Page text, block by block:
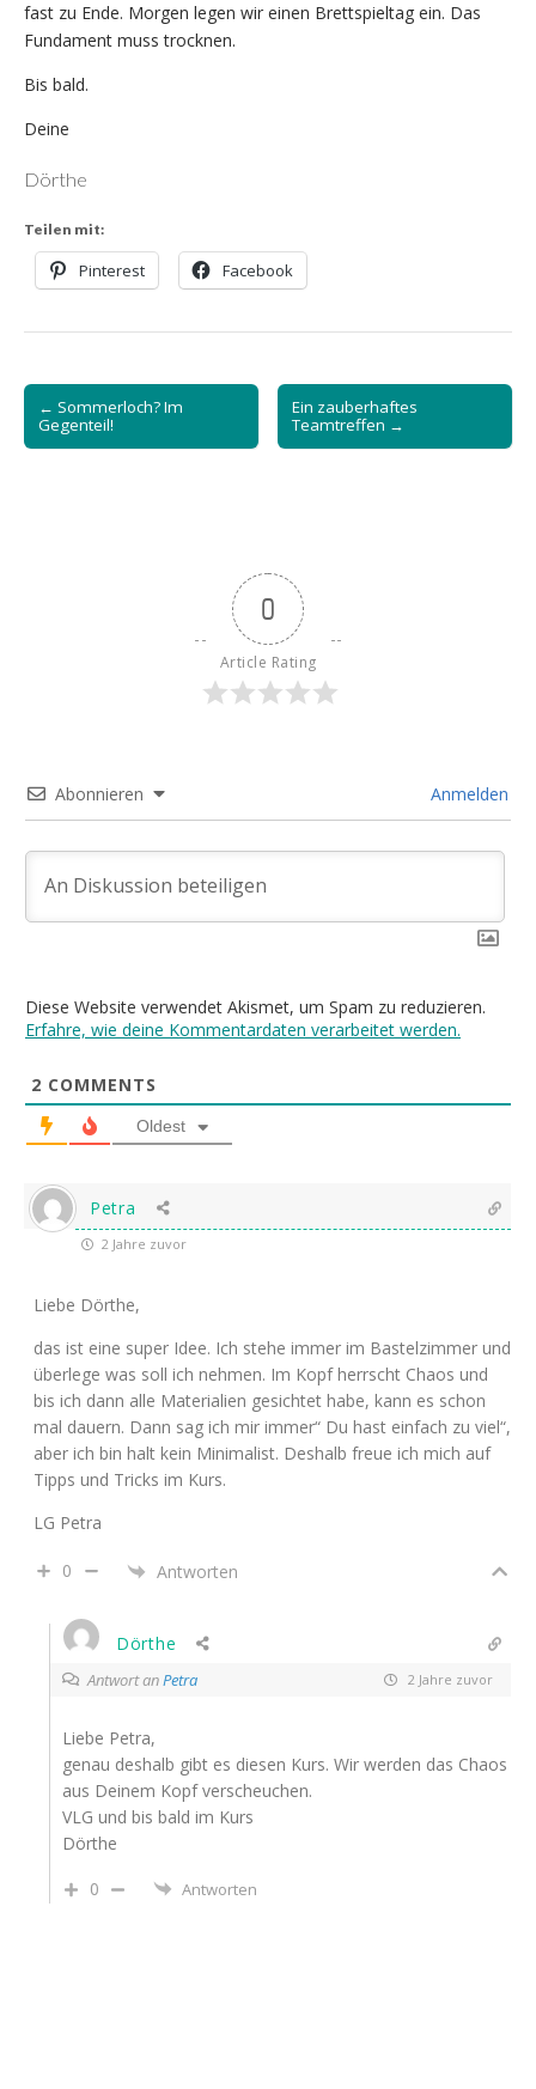
fast zu Ende. Morgen legen wir einen Brettspieltag ein. Das
Fundament muss trocknen.
Bis bald.
Deine
Dörthe
Teilen mit:
Pinterest Facebook
Post
navigation
← Sommerloch? Im
Gegenteil!
Ein zauberhaftes
Teamtreffen →
0
Article Rating
Abonnieren Anmelden
Diese Website verwendet Akismet, um Spam zu reduzieren.
Erfahre, wie deine Kommentardaten verarbeitet werden.
2 COMMENTS
Oldest
Petra
2 Jahre zuvor
Liebe Dörthe,
das ist eine super Idee. Ich stehe immer im Bastelzimmer und
überlege was soll ich nehmen. Im Kopf herrscht Chaos und
bis ich dann alle Materialien gesichtet habe, kann es schon
mal dauern. Dann sag ich mir immer“ Du hast einfach zu viel“,
aber ich bin halt kein Minimalist. Deshalb freue ich mich auf
Tipps und Tricks im Kurs.
LG Petra
0 Antworten
Dörthe
Antwort anPetra 2 Jahre zuvor
Liebe Petra,
genau deshalb gibt es diesen Kurs. Wir werden das Chaos
aus Deinem Kopf verscheuchen.
VLG und bis bald im Kurs
Dörthe
0
Antworten